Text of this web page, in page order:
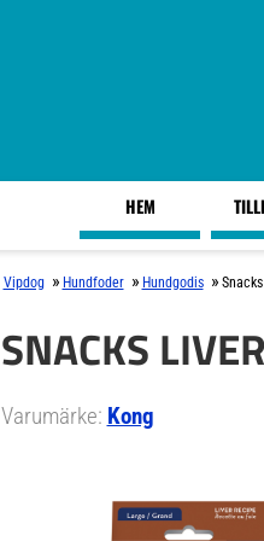
HEM
Vipdog » Hundfoder » Hundgodis »
SNACKS
Varumärke: Kong